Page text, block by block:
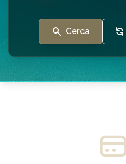
Cerca